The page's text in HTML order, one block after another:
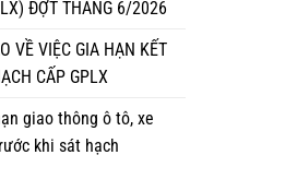
ĐỢT THÁNG 6/2026
VỀ VIỆC GIA HẠN KẾT
CẤP GPLX
giao thông ô tô, xe
khi sát hạch